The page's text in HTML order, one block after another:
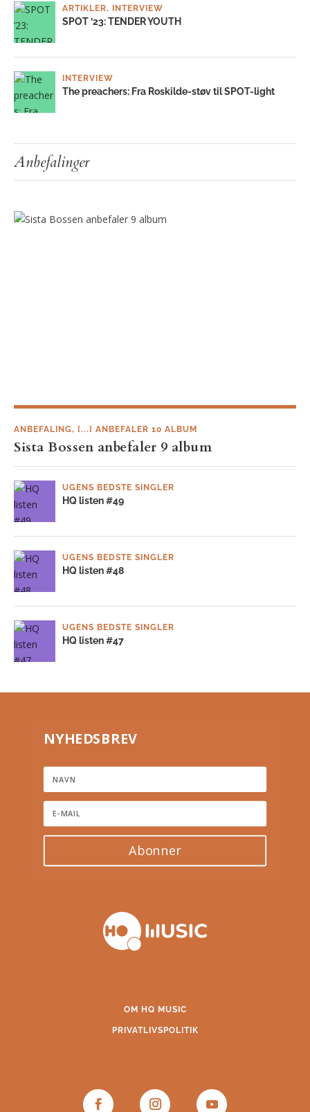
ARTIKLER, INTERVIEW
SPOT ’23: TENDER YOUTH
INTERVIEW
The preachers: Fra Roskilde-støv til SPOT-light
Anbefalinger
ANBEFALING, [...] ANBEFALER 10 ALBUM
Sista Bossen anbefaler 9 album
UGENS BEDSTE SINGLER
HQ listen #49
UGENS BEDSTE SINGLER
HQ listen #48
UGENS BEDSTE SINGLER
HQ listen #47
NYHEDSBREV
Abonner
OM HQ MUSIC
PRIVATLIVSPOLITIK